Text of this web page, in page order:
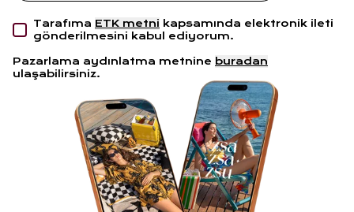
Tarafıma ETK metni kapsamında elektronik ileti
gönderilmesini kabul ediyorum.
Pazarlama aydınlatma metnine buradan
ulaşabilirsiniz.